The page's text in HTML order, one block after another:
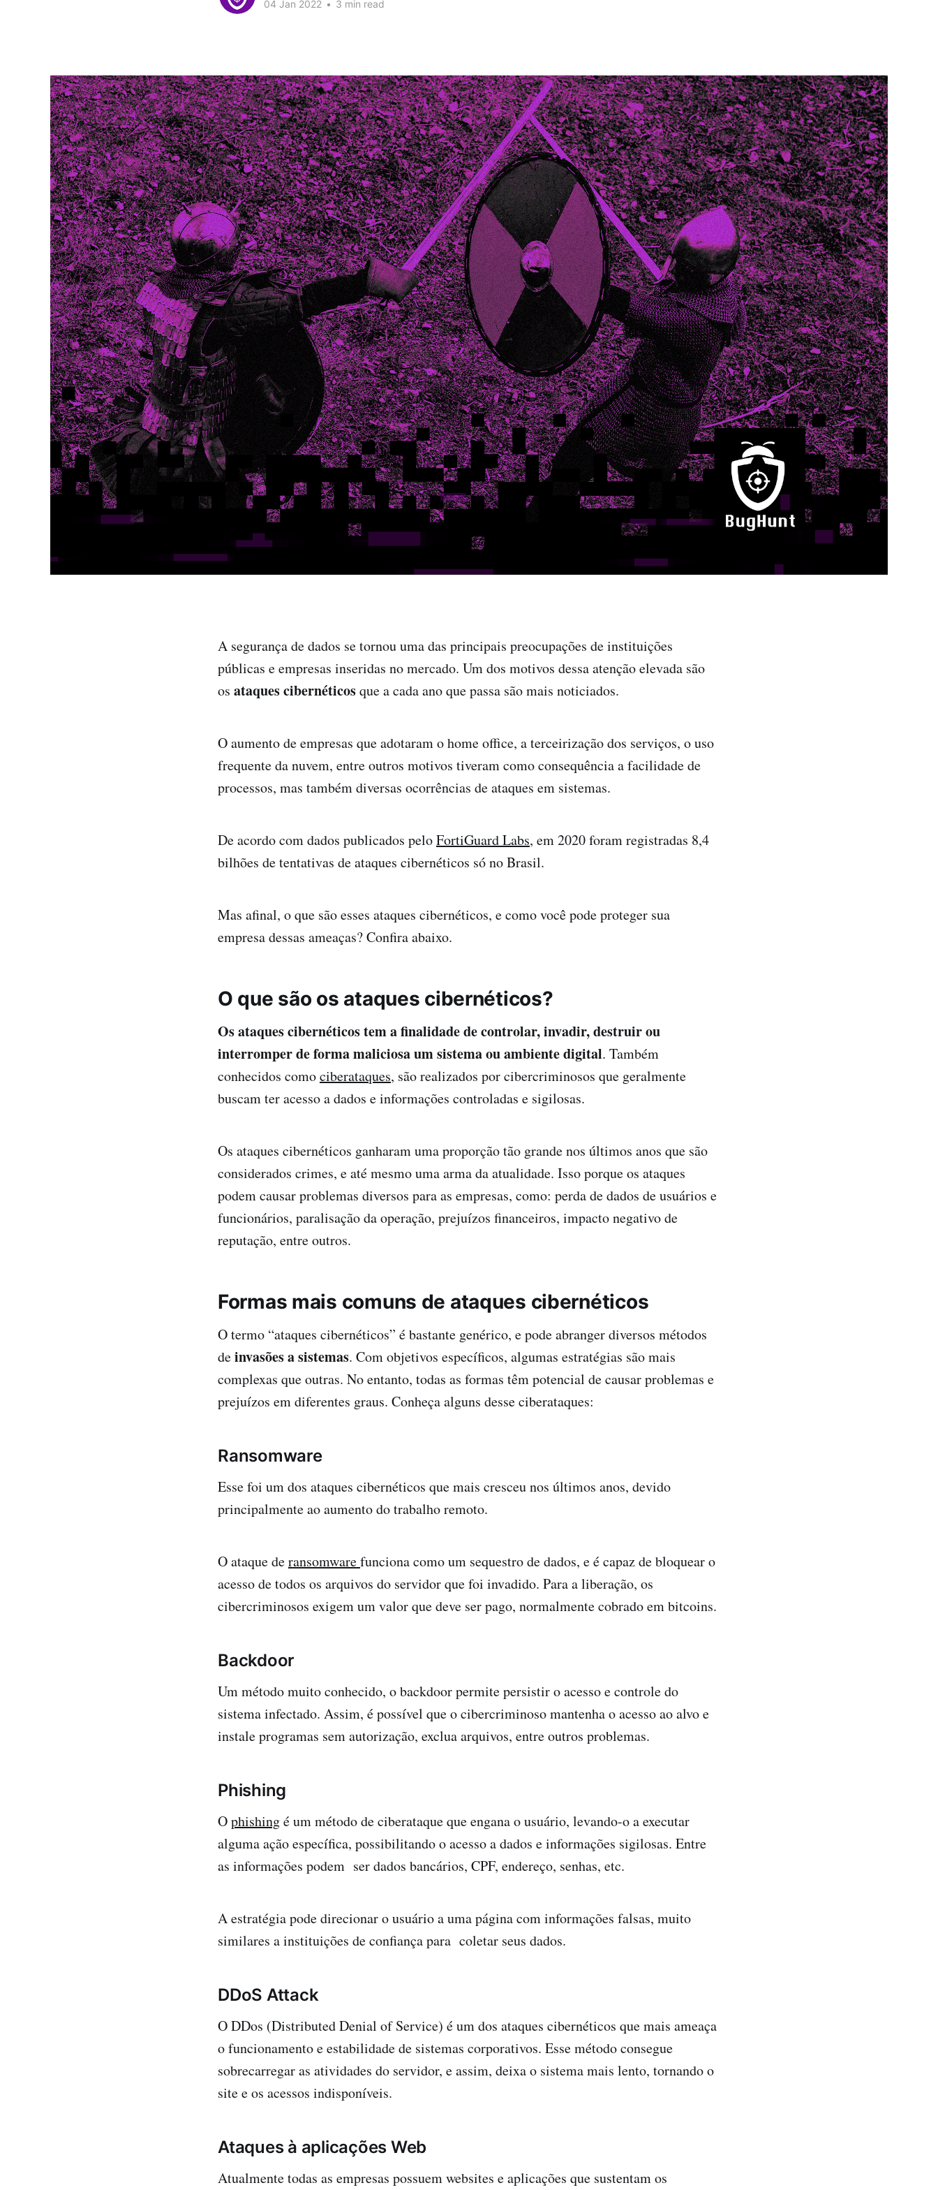
04 Jan 2022 • 3 min read
A segurança de dados se tornou uma das principais preocupações de instituições
públicas e empresas inseridas no mercado. Um dos motivos dessa atenção elevada são
os ataques cibernéticosque a cada ano que passa são mais noticiados.
O aumento de empresas que adotaram o home office, a terceirização dos serviços, o uso
frequente da nuvem, entre outros motivos tiveram como consequência a facilidade de
processos, mas também diversas ocorrências de ataques em sistemas.
De acordo com dados publicados peloFortiGuard Labs, em 2020 foram registradas 8,4
bilhões de tentativas de ataques cibernéticos só no Brasil.
Mas afinal, o que são esses ataques cibernéticos, e como você pode proteger sua
empresa dessas ameaças? Confira abaixo.
O que são os ataques cibernéticos?
Os ataques cibernéticos tem a finalidade de controlar, invadir, destruir ou
interromper de forma maliciosa um sistema ou ambiente digital. Também
conhecidos comociberataques, são realizados por cibercriminosos que geralmente
buscam ter acesso a dados e informações controladas e sigilosas.
Os ataques cibernéticos ganharam uma proporção tão grande nos últimos anos que são
considerados crimes, e até mesmo uma arma da atualidade. Isso porque os ataques
podem causar problemas diversos para as empresas, como: perda de dados de usuários e
funcionários, paralisação da operação, prejuízos financeiros, impacto negativo de
reputação, entre outros.
Formas mais comuns de ataques cibernéticos
O termo “ataques cibernéticos” é bastante genérico, e pode abranger diversos métodos
deinvasões a sistemas. Com objetivos específicos, algumas estratégias são mais
complexas que outras. No entanto, todas as formas têm potencial de causar problemas e
prejuízos em diferentes graus. Conheça alguns desse ciberataques:
Ransomware
Esse foi um dos ataques cibernéticos que mais cresceu nos últimos anos, devido
principalmente ao aumento do trabalho remoto.
O ataque deransomwarefunciona como um sequestro de dados, e é capaz de bloquear o
acesso de todos os arquivos do servidor que foi invadido. Para a liberação, os
cibercriminosos exigem um valor que deve ser pago, normalmente cobrado em bitcoins.
Backdoor
Um método muito conhecido, o backdoor permite persistir o acesso e controle do
sistema infectado. Assim, é possível que o cibercriminoso mantenha o acesso ao alvo e
instale programas sem autorização, exclua arquivos, entre outros problemas.
Phishing
Ophishingé um método de ciberataque que engana o usuário, levando-o a executar
alguma ação específica, possibilitando o acesso a dados e informações sigilosas. Entre
as informações podem ser dados bancários, CPF, endereço, senhas, etc.
A estratégia pode direcionar o usuário a uma página com informações falsas, muito
similares a instituições de confiança para coletar seus dados.
DDoS Attack
O DDos (Distributed Denial of Service) é um dos ataques cibernéticos que mais ameaça
o funcionamento e estabilidade de sistemas corporativos. Esse método consegue
sobrecarregar as atividades do servidor, e assim, deixa o sistema mais lento, tornando o
site e os acessos indisponíveis.
Ataques à aplicações Web
Atualmente todas as empresas possuem websites e aplicações que sustentam os